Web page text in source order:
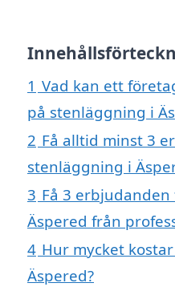
1 Vad kan ett
på stenläggning i
2 Få alltid minst 3
stenläggning i
3 Få 3
Äspered från
4 Hur mycket
Äspered?